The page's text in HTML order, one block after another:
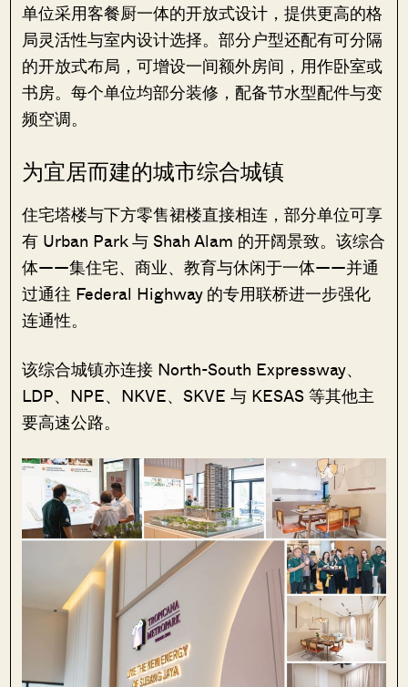
单位采用客餐厨一体的开放式设计，提供更高的格
局灵活性与室内设计选择。部分户型还配有可分隔
的开放式布局，可增设一间额外房间，用作卧室或
书房。每个单位均部分装修，配备节水型配件与变
频空调。
为宜居而建的城市综合城镇
住宅塔楼与下方零售裙楼直接相连，部分单位可享
有 Urban Park 与 Shah Alam 的开阔景致。该综合
体——集住宅、商业、教育与休闲于一体——并通
过通往 Federal Highway 的专用联桥进一步强化
连通性。
该综合城镇亦连接 North-South Expressway、
LDP、NPE、NKVE、SKVE 与 KESAS 等其他主
要高速公路。